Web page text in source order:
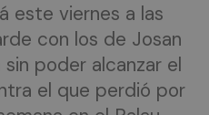
este viernes a las
con los de Josan
poder alcanzar el
el que perdió por